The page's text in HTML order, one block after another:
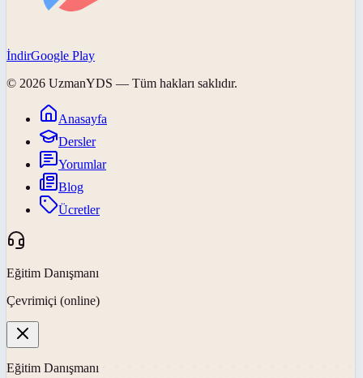
İndirGoogle Play
© 2026 UzmanYDS — Tüm hakları saklıdır.
Anasayfa
Dersler
Yorumlar
Blog
Ücretler
Eğitim Danışmanı
Çevrimiçi (online)
Eğitim Danışmanı